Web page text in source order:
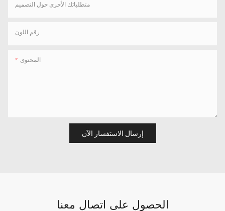
متطلباتك الأخرى حول التصميم
رقم اللون
المحتوى
إرسال الاستفسار الآن
الحصول على اتصال معنا